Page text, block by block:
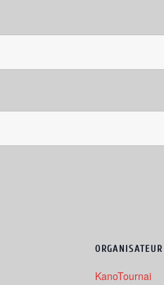
ORGANISATEUR
KanoTournai